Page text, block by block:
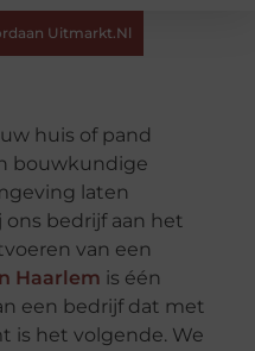
Uitmarkt.nl
huis of pand
bouwkundige
laten
bedrijf aan het
van een
Haarlem is één
een bedrijf dat met
is het volgende. We